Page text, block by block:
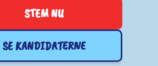
STEM NU
SE KANDIDATERNE